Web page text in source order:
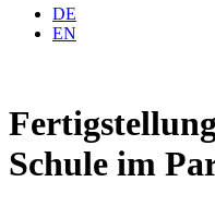
DE
EN
Schule im